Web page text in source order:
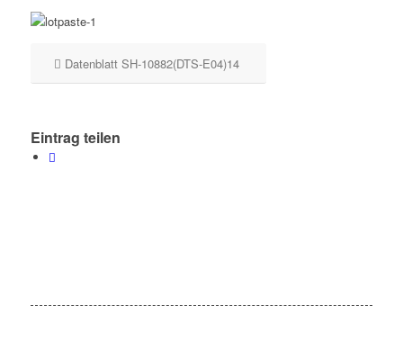
Datenblatt SH-10882(DTS-E04)14
Eintrag teilen